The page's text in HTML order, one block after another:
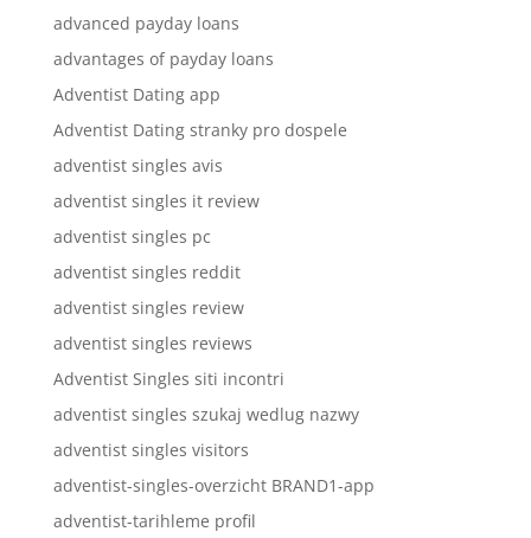
advanced payday loans
advantages of payday loans
Adventist Dating app
Adventist Dating stranky pro dospele
adventist singles avis
adventist singles it review
adventist singles pc
adventist singles reddit
adventist singles review
adventist singles reviews
Adventist Singles siti incontri
adventist singles szukaj wedlug nazwy
adventist singles visitors
adventist-singles-overzicht BRAND1-app
adventist-tarihleme profil